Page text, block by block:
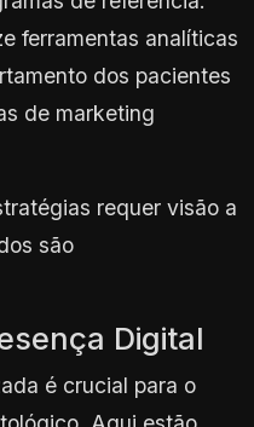
ferramentas analíticas
dos pacientes
de marketing
requer visão a
são
Digital
é crucial para o